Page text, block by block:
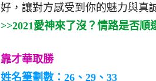
好，讓對方感受到你的魅力與真
>>2021愛神來了沒？情路是否順
靠才華取勝
姓名筆劃數：26、29、33